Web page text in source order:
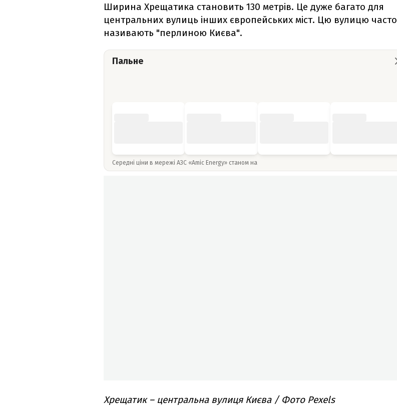
Ширина Хрещатика становить 130 метрів. Це дуже багато для
центральних вулиць інших європейських міст. Цю вулицю часто
називають "перлиною Києва".
Пальне
Середні ціни в мережі АЗС «Amic Energy» станом на
Хрещатик – центральна вулиця Києва / Фото Pexels